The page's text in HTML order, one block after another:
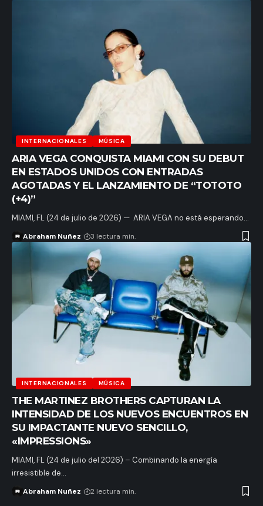
INTERNACIONALES MÚSICA
ARIA VEGA CONQUISTA MIAMI CON SU DEBUT
EN ESTADOS UNIDOS CON ENTRADAS
AGOTADAS Y EL LANZAMIENTO DE “TOTOTO
(+4)”
MIAMI, FL (24 de julio de 2026) — ARIA VEGA no está esperando…
Abraham Nuñez 3 lectura min.
INTERNACIONALES MÚSICA
THE MARTINEZ BROTHERS CAPTURAN LA
INTENSIDAD DE LOS NUEVOS ENCUENTROS EN
SU IMPACTANTE NUEVO SENCILLO,
«IMPRESSIONS»
MIAMI, FL (24 de julio del 2026) – Combinando la energía
irresistible de…
Abraham Nuñez 2 lectura min.